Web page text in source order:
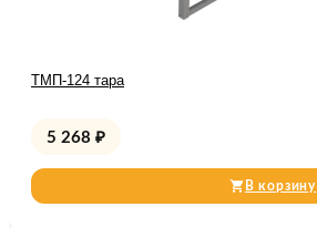
ТМП-124 тара
5 268 ₽
В корзину